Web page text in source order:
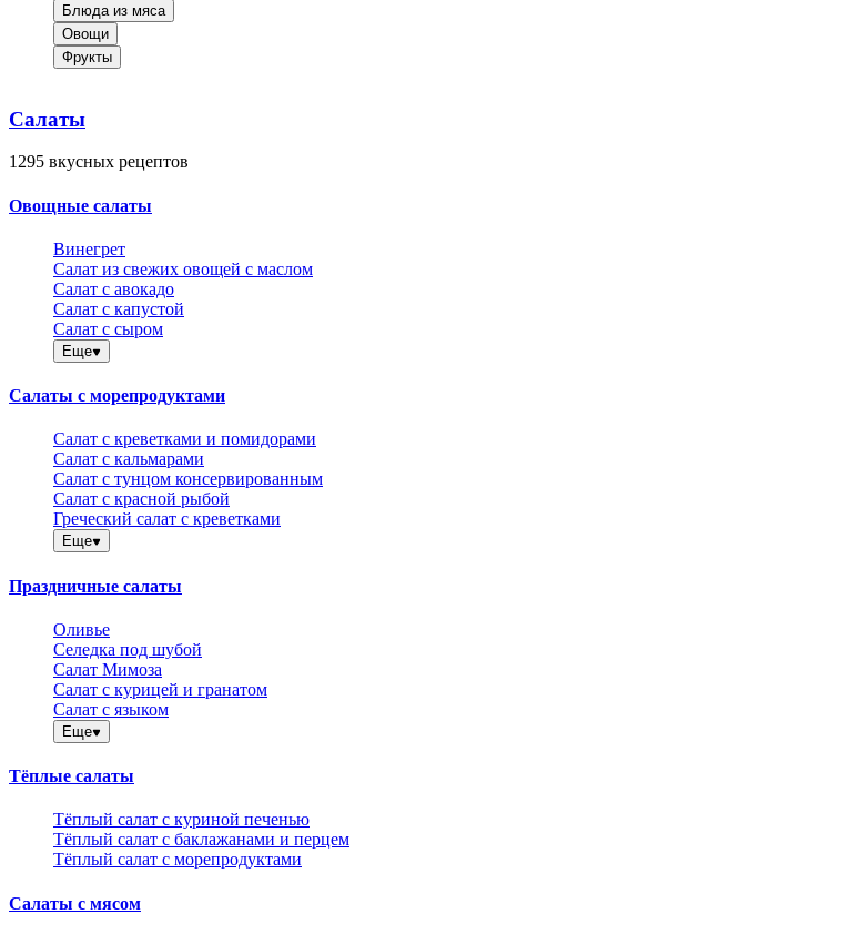
Блюда из мяса
Овощи
Фрукты
Салаты
1295 вкусных рецептов
Овощные салаты
Винегрет
Салат из свежих овощей с маслом
Салат с авокадо
Салат с капустой
Салат с сыром
Еще
Салаты с морепродуктами
Салат с креветками и помидорами
Салат с кальмарами
Салат с тунцом консервированным
Салат с красной рыбой
Греческий салат с креветками
Еще
Праздничные салаты
Оливье
Селедка под шубой
Салат Мимоза
Салат с курицей и гранатом
Салат с языком
Еще
Тёплые салаты
Тёплый салат с куриной печенью
Тёплый салат с баклажанами и перцем
Тёплый салат с морепродуктами
Салаты с мясом